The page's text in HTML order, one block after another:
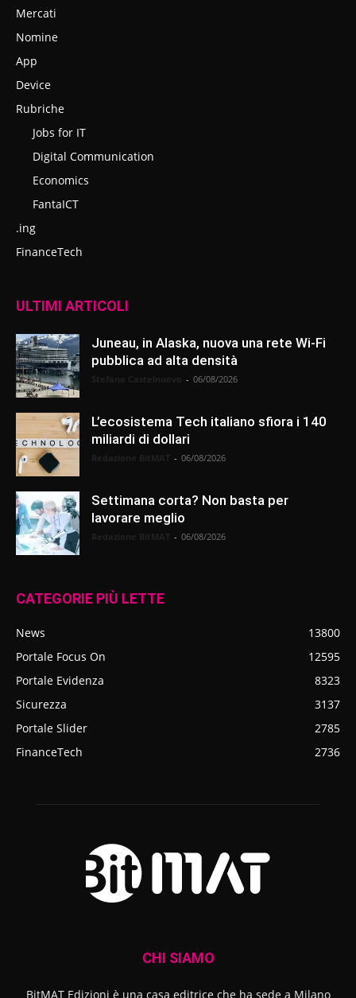
Mercati
Nomine
App
Device
Rubriche
Jobs for IT
Digital Communication
Economics
FantaICT
.ing
FinanceTech
ULTIMI ARTICOLI
Juneau, in Alaska, nuova una rete Wi-Fi
pubblica ad alta densità
- 06/08/2026
L’ecosistema Tech italiano sfiora i 140
miliardi di dollari
- 06/08/2026
Settimana corta? Non basta per
lavorare meglio
- 06/08/2026
CATEGORIE PIÙ LETTE
News
13800
Portale Focus On
12595
Portale Evidenza
8323
Sicurezza
3137
Portale Slider
2785
FinanceTech
2736
CHI SIAMO
BitMAT Edizioni è una casa editrice che ha sede a Milano